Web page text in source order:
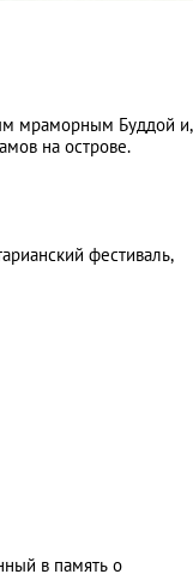
мраморным Буддой и,
на острове.
фестиваль,
в память о